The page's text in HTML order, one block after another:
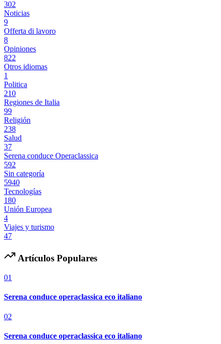
302
Noticias
9
Offerta di lavoro
8
Opiniones
822
Otros idiomas
1
Politica
210
Regiones de Italia
99
Religión
238
Salud
37
Serena conduce Operaclassica
592
Sin categoría
5940
Tecnologías
180
Unión Europea
4
Viajes y turismo
47
Artículos Populares
01
Serena conduce operaclassica eco italiano
02
Serena conduce operaclassica eco italiano